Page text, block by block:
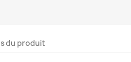
du produit